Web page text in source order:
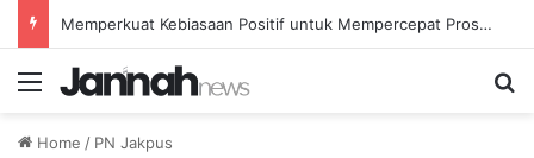
Memperkuat Kebiasaan Positif untuk Mempercepat Proses Pemulihan Mental Anda
Menu
Home / PN Jakpus